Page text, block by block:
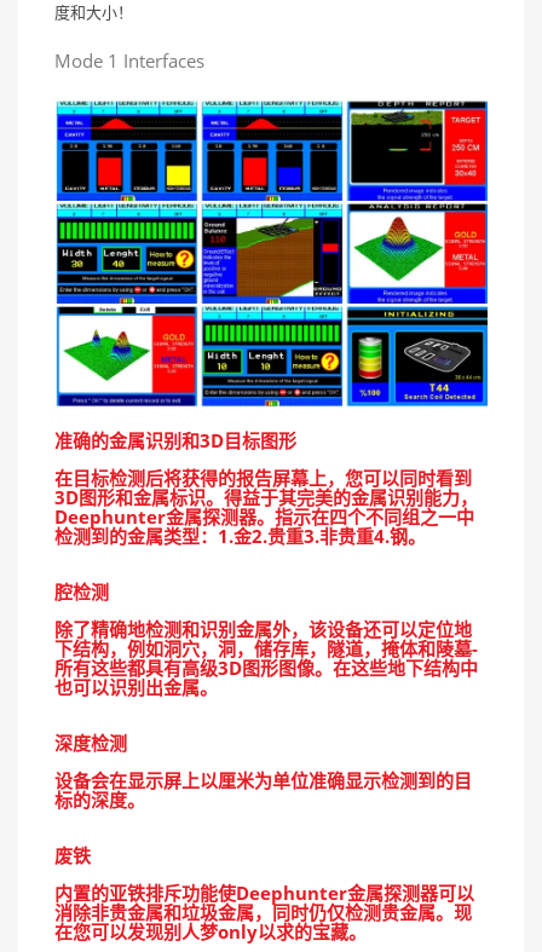
度和大小！
Mode 1 Interfaces
准确的金属识别和3D目标图形
在目标检测后将获得的报告屏幕上，您可以同时看到
3D图形和金属标识。得益于其完美的金属识别能力，
Deephunter金属探测器。指示在四个不同组之一中
检测到的金属类型：1.金2.贵重3.非贵重4.钢。
腔检测
除了精确地检测和识别金属外，该设备还可以定位地
下结构，例如洞穴，洞，储存库，隧道，掩体和陵墓-
所有这些都具有高级3D图形图像。在这些地下结构中
也可以识别出金属。
深度检测
设备会在显示屏上以厘米为单位准确显示检测到的目
标的深度。
废铁
内置的亚铁排斥功能使Deephunter金属探测器可以
消除非贵金属和垃圾金属，同时仍仅检测贵金属。现
在您可以发现别人梦only以求的宝藏。